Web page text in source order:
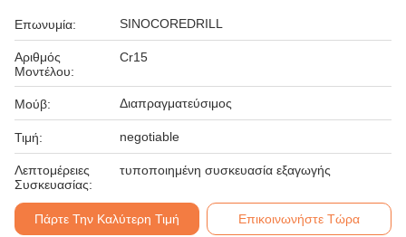
Επωνυμία: SINOCOREDRILL
Αριθμός
Μοντέλου:
Cr15
Μούβ: Διαπραγματεύσιμος
Τιμή: negotiable
Λεπτομέρειες
Συσκευασίας:
τυποποιημένη συσκευασία εξαγωγής
Πάρτε Την Καλύτερη Τιμή Επικοινωνήστε Τώρα